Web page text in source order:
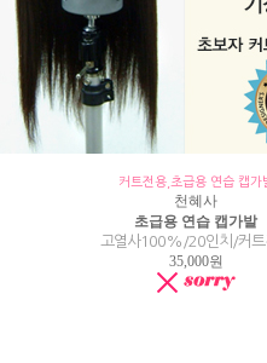
커트전용,초급용 연습 캡가
천혜사
초급용 연습 캡가발
고열사100%/20인치/커트
35,000원